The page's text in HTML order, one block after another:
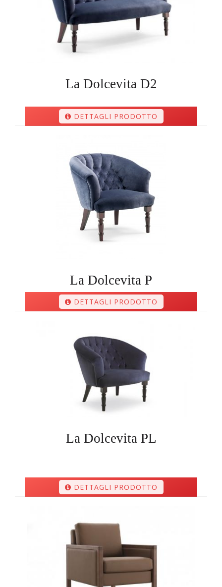
La Dolcevita D2
DETTAGLI PRODOTTO
La Dolcevita P
DETTAGLI PRODOTTO
La Dolcevita PL
DETTAGLI PRODOTTO